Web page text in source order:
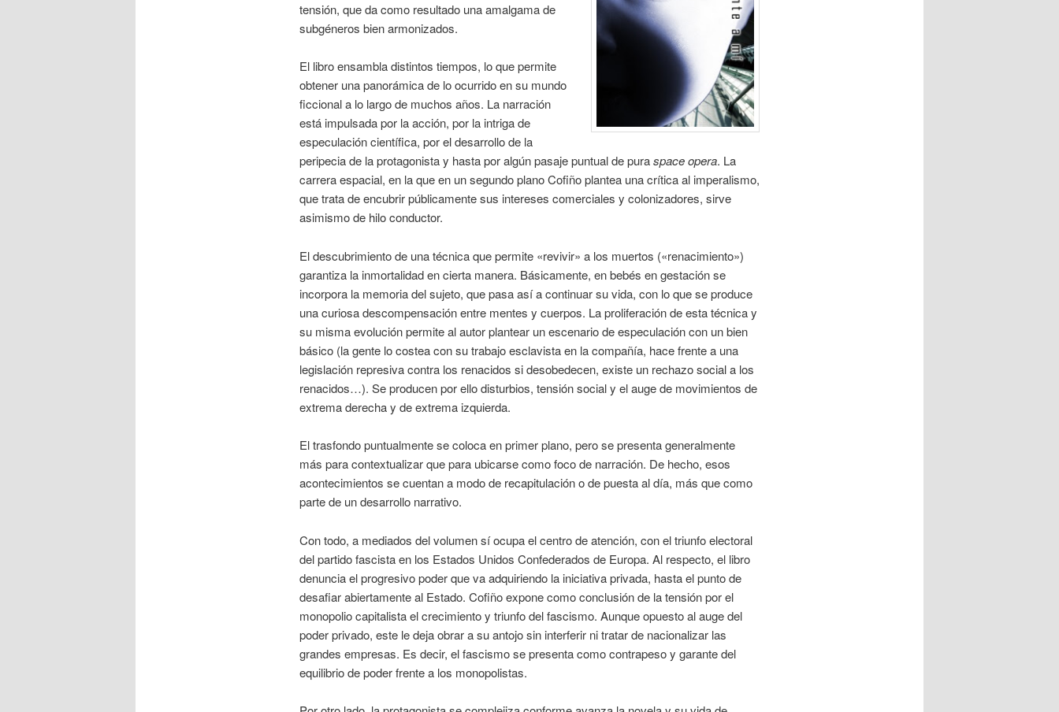
tensión, que da como resultado una amalgama de
subgéneros bien armonizados.
El libro ensambla distintos tiempos, lo que permite
obtener una panorámica de lo ocurrido en su mundo
ficcional a lo largo de muchos años. La narración
está impulsada por la acción, por la intriga de
especulación científica, por el desarrollo de la
peripecia de la protagonista y hasta por algún pasaje puntual de puraspace opera. La
carrera espacial, en la que en un segundo plano Cofiño plantea una crítica al imperalismo,
que trata de encubrir públicamente sus intereses comerciales y colonizadores, sirve
asimismo de hilo conductor.
El descubrimiento de una técnica que permite «revivir» a los muertos («renacimiento»)
garantiza la inmortalidad en cierta manera. Básicamente, en bebés en gestación se
incorpora la memoria del sujeto, que pasa así a continuar su vida, con lo que se produce
una curiosa descompensación entre mentes y cuerpos. La proliferación de esta técnica y
su misma evolución permite al autor plantear un escenario de especulación con un bien
básico (la gente lo costea con su trabajo esclavista en la compañía, hace frente a una
legislación represiva contra los renacidos si desobedecen, existe un rechazo social a los
renacidos…). Se producen por ello disturbios, tensión social y el auge de movimientos de
extrema derecha y de extrema izquierda.
El trasfondo puntualmente se coloca en primer plano, pero se presenta generalmente
más para contextualizar que para ubicarse como foco de narración. De hecho, esos
acontecimientos se cuentan a modo de recapitulación o de puesta al día, más que como
parte de un desarrollo narrativo.
Con todo, a mediados del volumen sí ocupa el centro de atención, con el triunfo electoral
del partido fascista en los Estados Unidos Confederados de Europa. Al respecto, el libro
denuncia el progresivo poder que va adquiriendo la iniciativa privada, hasta el punto de
desafiar abiertamente al Estado. Cofiño expone como conclusión de la tensión por el
monopolio capitalista el crecimiento y triunfo del fascismo. Aunque opuesto al auge del
poder privado, este le deja obrar a su antojo sin interferir ni tratar de nacionalizar las
grandes empresas. Es decir, el fascismo se presenta como contrapeso y garante del
equilibrio de poder frente a los monopolistas.